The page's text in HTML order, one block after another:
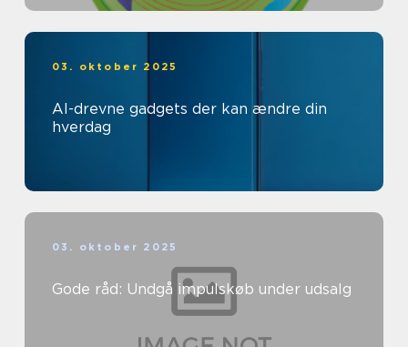
03. oktober 2025
AI-drevne gadgets der kan ændre din
hverdag
03. oktober 2025
Gode råd: Undgå impulskøb under udsalg